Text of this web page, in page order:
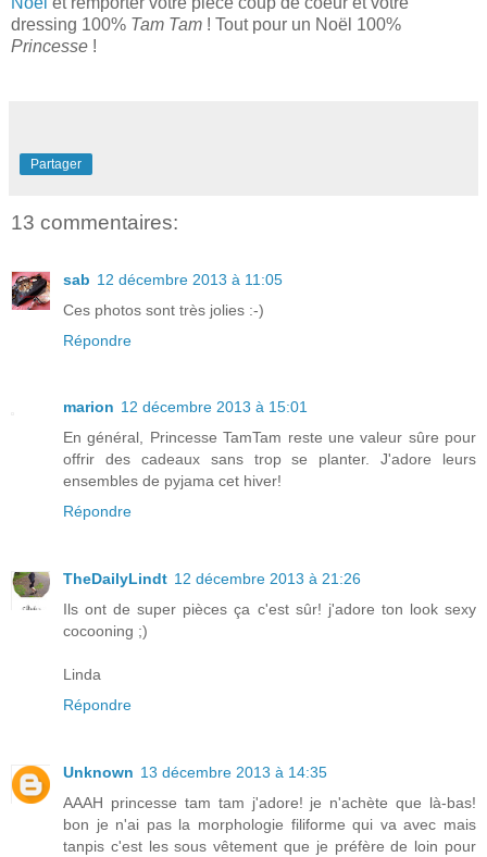
dressing 100% Tam Tam ! Tout pour un Noël 100%
Princesse !
Partager
13 commentaires:
sab 12 décembre 2013 à 11:05
Ces photos sont très jolies :-)
Répondre
marion 12 décembre 2013 à 15:01
En général, Princesse TamTam reste une valeur sûre pour
offrir des cadeaux sans trop se planter. J'adore leurs
ensembles de pyjama cet hiver!
Répondre
TheDailyLindt 12 décembre 2013 à 21:26
Ils ont de super pièces ça c'est sûr! j'adore ton look sexy
cocooning ;)
Linda
Répondre
Unknown 13 décembre 2013 à 14:35
AAAH princesse tam tam j'adore! je n'achète que là-bas!
bon je n'ai pas la morphologie filiforme qui va avec mais
tanpis c'est les sous vêtement que je préfère de loin pour